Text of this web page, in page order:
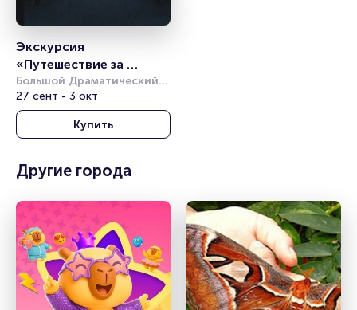
Экскурсия
«Путешествие за
кулисы БДТ»
Большой Драматический
театр им. Г. А.
Товстоногова
27 сент - 3 окт
Купить
Другие города